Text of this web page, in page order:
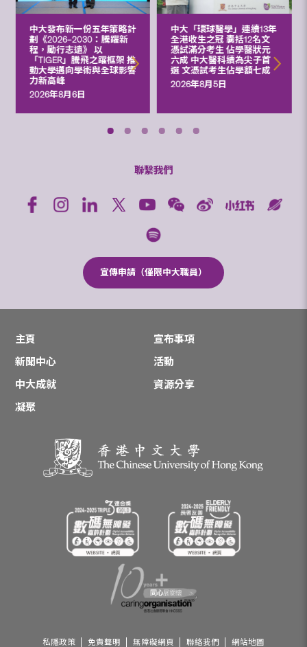
中大發布新一份五年策略計
劃《2026‒2030：騰躍新
程，勵行志遠》 以
「TIGER」騰飛之躍框架 推
動大學邁向學術與全球影響
力新高峰
2026年8月6日
中大「環球醫學」連續13年
全港收生之冠 囊括12名文
憑試滿分考生 佔學醫狀元
六成 中大醫科續為尖子首
選 文憑試考生佔學額七成
2026年8月5日
聯繫我們
宣傳申請（僅限中大職員）
主頁
宣布事項
新聞中心
活動
中大成就
資源分享
凝聚
私隱政策 免責聲明 無障礙網頁 聯絡我們 網站地圖